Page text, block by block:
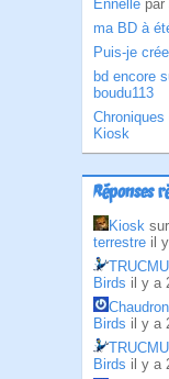
Ennelle par
ma BD à
Puis-je
bd encore
boudu113
Kiosk
Réponses
Kiosk sur
terrestre il
Birds il y a
Chaudron
Birds il y a
Birds il y a